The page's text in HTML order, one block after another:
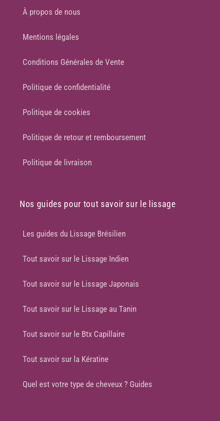
À propos de nous
Mentions légales
Conditions Générales de Vente
Politique de confidentialité
Politique de cookies
Politique de retour et remboursement
Politique de livraison
Nos guides pour tout savoir sur le lissage
Les guides du Lissage Brésilien
Tout savoir sur le Lissage Indien
Tout savoir sur le Lissage Japonais
Tout savoir sur le Lissage au Tanin
Tout savoir sur le Btx Capillaire
Tout savoir sur la Kératine
Quel est votre type de cheveux ? Guides